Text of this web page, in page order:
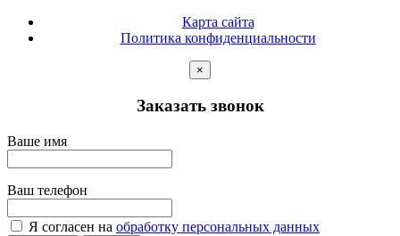
Карта сайта
Политика конфиденциальности
×
Заказать звонок
Ваше имя
Ваш телефон
Я согласен на обработку персональных данных